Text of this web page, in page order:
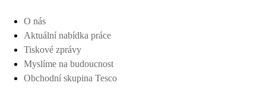
O nás
Aktuální nabídka práce
Tiskové zprávy
Myslíme na budoucnost
Obchodní skupina Tesco